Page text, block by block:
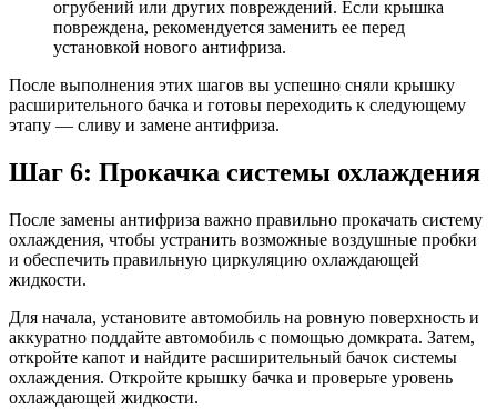
огрубений или других повреждений. Если крышка
повреждена, рекомендуется заменить ее перед
установкой нового антифриза.
После выполнения этих шагов вы успешно сняли крышку
расширительного бачка и готовы переходить к следующему
этапу — сливу и замене антифриза.
Шаг 6: Прокачка системы охлаждения
После замены антифриза важно правильно прокачать систему
охлаждения, чтобы устранить возможные воздушные пробки
и обеспечить правильную циркуляцию охлаждающей
жидкости.
Для начала, установите автомобиль на ровную поверхность и
аккуратно поддайте автомобиль с помощью домкрата. Затем,
откройте капот и найдите расширительный бачок системы
охлаждения. Откройте крышку бачка и проверьте уровень
охлаждающей жидкости.